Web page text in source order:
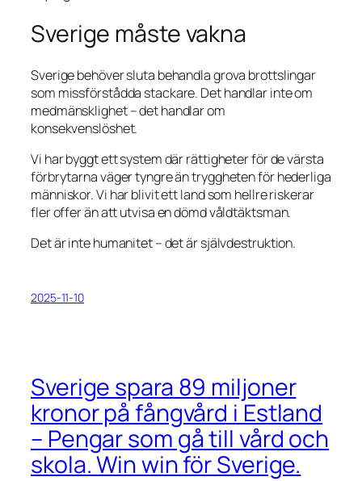
Sverige måste vakna
Sverige behöver sluta behandla grova brottslingar
som missförstådda stackare. Det handlar inte om
medmänsklighet – det handlar om
konsekvenslöshet.
Vi har byggt ett system där rättigheter för de värsta
förbrytarna väger tyngre än tryggheten för hederliga
människor. Vi har blivit ett land som hellre riskerar
fler offer än att utvisa en dömd våldtäktsman.
Det är inte humanitet – det är självdestruktion.
2025-11-10
Sverige spara 89 miljoner
kronor på fångvård i Estland
– Pengar som gå till vård och
skola. Win win för Sverige.